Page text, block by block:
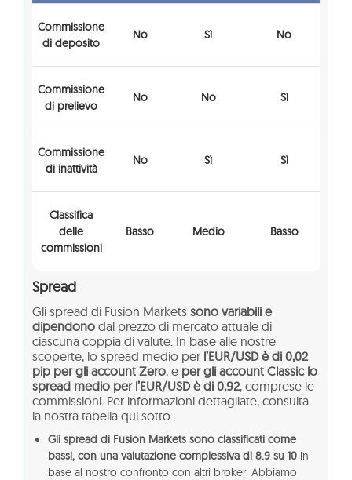
Commissione
di deposito
No Sì No
Commissione
di prelievo
No No Sì
Commissione
di inattività
No Sì Sì
Classifica
delle
commissioni
Basso Medio Basso
Spread
Gli spread di Fusion Markets sono variabili e
dipendono dal prezzo di mercato attuale di
ciascuna coppia di valute. In base alle nostre
scoperte, lo spread medio per l’EUR/USD è di 0,02
pip per gli account Zero, e per gli account Classic lo
spread medio per l’EUR/USD è di 0,92, comprese le
commissioni. Per informazioni dettagliate, consulta
la nostra tabella qui sotto.
Gli spread di Fusion Markets sono classificati come
bassi, con una valutazione complessiva di 8.9 su 10 in
base al nostro confronto con altri broker. Abbiamo